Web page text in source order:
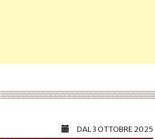
DAL3 OTTOBRE 2025